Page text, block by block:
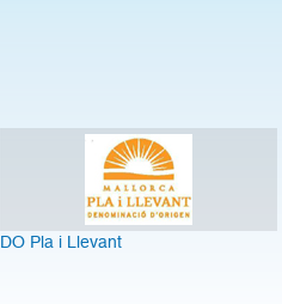
DO Pla i Llevant